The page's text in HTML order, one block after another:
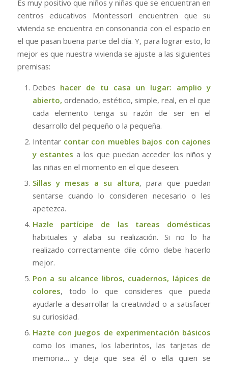
Es muy positivo que niños y niñas que se encuentran en
centros educativos Montessori encuentren que su
vivienda se encuentra en consonancia con el espacio en
el que pasan buena parte del día. Y, para lograr esto, lo
mejor es que nuestra vivienda se ajuste a las siguientes
premisas:
Debes hacer de tu casa un lugar: amplio y
abierto, ordenado, estético, simple, real, en el que
cada elemento tenga su razón de ser en el
desarrollo del pequeño o la pequeña.
Intentarcontar con muebles bajos con cajones
y estantes a los que puedan acceder los niños y
las niñas en el momento en el que deseen.
Sillas y mesas a su altura, para que puedan
sentarse cuando lo consideren necesario o les
apetezca.
Hazle partícipe de las tareas domésticas
habituales y alaba su realización. Si no lo ha
realizado correctamente dile cómo debe hacerlo
mejor.
Pon a su alcance libros, cuadernos, lápices de
colores, todo lo que consideres que pueda
ayudarle a desarrollar la creatividad o a satisfacer
su curiosidad.
Hazte con juegos de experimentación básicos
como los imanes, los laberintos, las tarjetas de
memoria… y deja que sea él o ella quien se